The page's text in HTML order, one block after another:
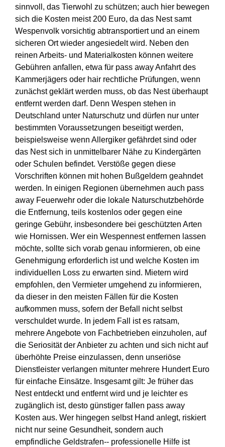
sinnvoll, das Tierwohl zu schützen; auch hier bewegen
sich die Kosten meist 200 Euro, da das Nest samt
Wespenvolk vorsichtig abtransportiert und an einem
sicheren Ort wieder angesiedelt wird. Neben den
reinen Arbeits- und Materialkosten können weitere
Gebühren anfallen, etwa für pass away Anfahrt des
Kammerjägers oder hair rechtliche Prüfungen, wenn
zunächst geklärt werden muss, ob das Nest überhaupt
entfernt werden darf. Denn Wespen stehen in
Deutschland unter Naturschutz und dürfen nur unter
bestimmten Voraussetzungen beseitigt werden,
beispielsweise wenn Allergiker gefährdet sind oder
das Nest sich in unmittelbarer Nähe zu Kindergärten
oder Schulen befindet. Verstöße gegen diese
Vorschriften können mit hohen Bußgeldern geahndet
werden. In einigen Regionen übernehmen auch pass
away Feuerwehr oder die lokale Naturschutzbehörde
die Entfernung, teils kostenlos oder gegen eine
geringe Gebühr, insbesondere bei geschützten Arten
wie Hornissen. Wer ein Wespennest entfernen lassen
möchte, sollte sich vorab genau informieren, ob eine
Genehmigung erforderlich ist und welche Kosten im
individuellen Loss zu erwarten sind. Mietern wird
empfohlen, den Vermieter umgehend zu informieren,
da dieser in den meisten Fällen für die Kosten
aufkommen muss, sofern der Befall nicht selbst
verschuldet wurde. In jedem Fall ist es ratsam,
mehrere Angebote von Fachbetrieben einzuholen, auf
die Seriosität der Anbieter zu achten und sich nicht auf
überhöhte Preise einzulassen, denn unseriöse
Dienstleister verlangen mitunter mehrere Hundert Euro
für einfache Einsätze. Insgesamt gilt: Je früher das
Nest entdeckt und entfernt wird und je leichter es
zugänglich ist, desto günstiger fallen pass away
Kosten aus. Wer hingegen selbst Hand anlegt, riskiert
nicht nur seine Gesundheit, sondern auch
empfindliche Geldstrafen-- professionelle Hilfe ist